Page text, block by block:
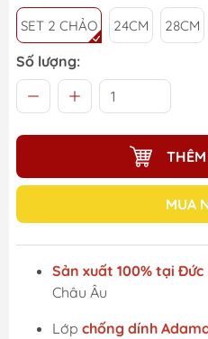
SET 2 CHẢO 24CM 28CM
Số lượng:
MUA
Sản xuất 100% tại Đức
Châu Âu
Lớp chống dính